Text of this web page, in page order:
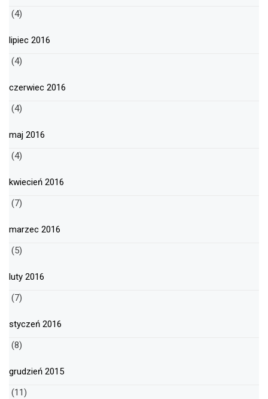
(4)
lipiec 2016
(4)
czerwiec 2016
(4)
maj 2016
(4)
kwiecień 2016
(7)
marzec 2016
(5)
luty 2016
(7)
styczeń 2016
(8)
grudzień 2015
(11)